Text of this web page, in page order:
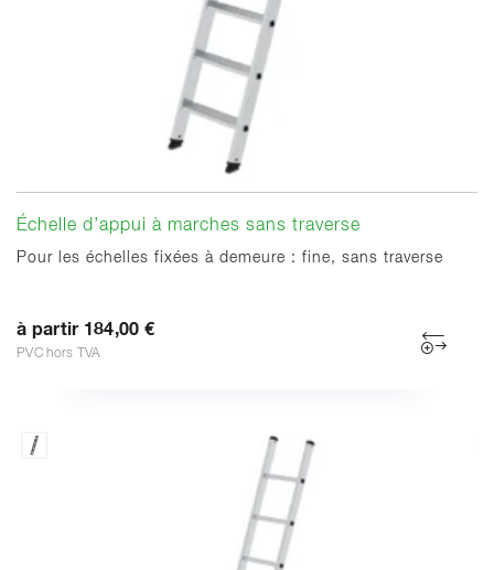
Échelle d’appui à marches sans traverse
Pour les échelles fixées à demeure : fine, sans traverse
à partir 184,00 €
PVC hors TVA